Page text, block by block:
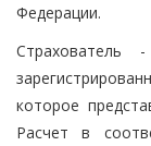
Федерации.
Страхователь
которое
Расчет в